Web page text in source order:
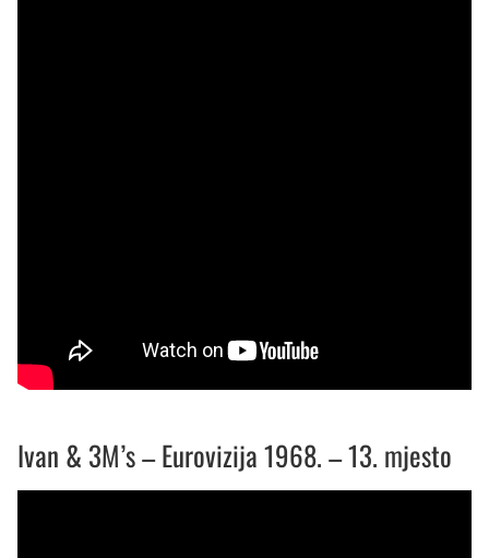
Ivan & 3M’s – Eurovizija 1968. – 13. mjesto